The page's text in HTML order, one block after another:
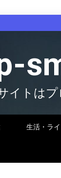
イトは
生活・ラ